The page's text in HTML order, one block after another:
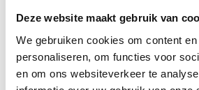
Deze website maakt gebruik van
We gebruiken cookies om content
personaliseren, om functies voor
en om ons websiteverkeer te
Harken HK2681 75MM
Carbo Ratchamatic
224.40 incl. BTW
Carbo